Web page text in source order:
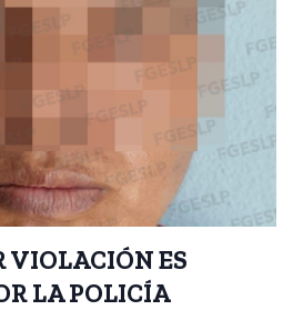
VIOLACIÓN ES
LA POLICÍA